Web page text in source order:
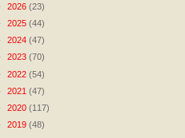
2026 (23)
2025 (44)
2024 (47)
2023 (70)
2022 (54)
2021 (47)
2020 (117)
2019 (48)